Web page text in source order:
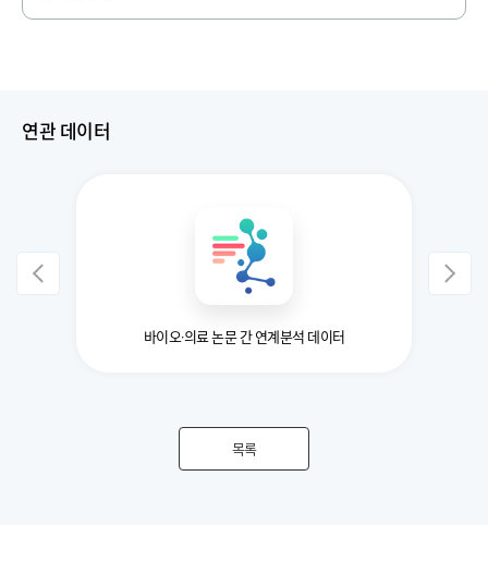
연관 데이터
바이오·의료 논문 간 연계분석 데이터
목록